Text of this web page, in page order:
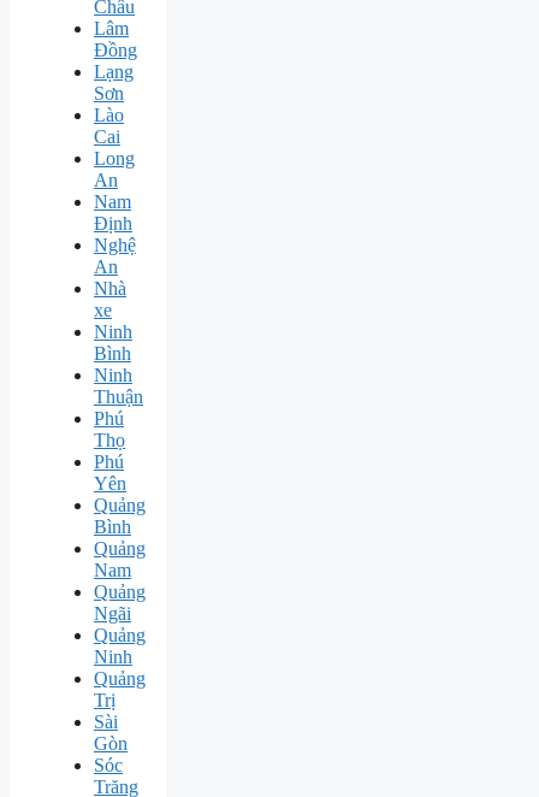
Châu
Lâm
Đồng
Lạng
Sơn
Lào
Cai
Long
An
Nam
Định
Nghệ
An
Nhà
xe
Ninh
Bình
Ninh
Thuận
Phú
Thọ
Phú
Yên
Quảng
Bình
Quảng
Nam
Quảng
Ngãi
Quảng
Ninh
Quảng
Trị
Sài
Gòn
Sóc
Trăng